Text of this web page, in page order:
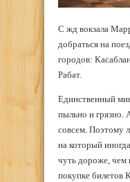
С жд вокзала
добраться на
городов:
Рабат.
Единственный
пыльно и грязно.
совсем. Поэтому
на который
чуть дороже, чем
покупке билетов